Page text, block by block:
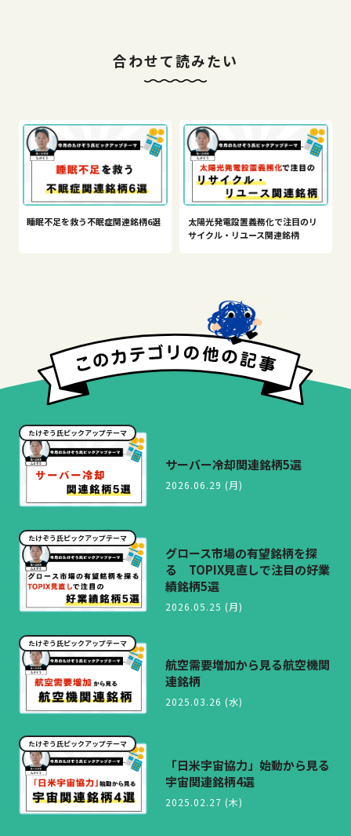
合わせて読みたい
睡眠不足を救う不眠症関連銘柄6選
太陽光発電設置義務化で注目のリ
サイクル・リユース関連銘柄
たけぞう氏ピックアップテーマ
サーバー冷却関連銘柄5選
2026.06.29 (月)
たけぞう氏ピックアップテーマ
グロース市場の有望銘柄を探
る TOPIX見直しで注目の好業
績銘柄5選
2026.05.25 (月)
たけぞう氏ピックアップテーマ
航空需要増加から見る航空機関
連銘柄
2025.03.26 (水)
たけぞう氏ピックアップテーマ
「日米宇宙協力」始動から見る
宇宙関連銘柄4選
2025.02.27 (木)